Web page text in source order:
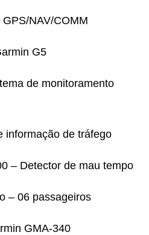
NAV/COMM
G5
de monitoramento
informação de tráfego
– Detector de mau tempo
– 06 passageiros
GMA-340